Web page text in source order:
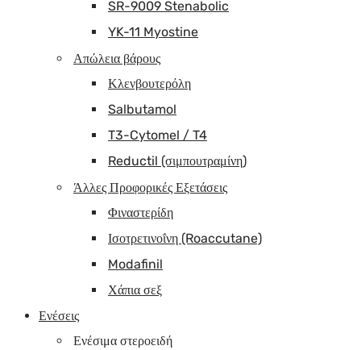
SR-9009 Stenabolic
YK-11 Myostine
Απώλεια βάρους
Κλενβουτερόλη
Salbutamol
T3-Cytomel / T4
Reductil (σιμπουτραμίνη)
Άλλες Προφορικές Εξετάσεις
Φιναστερίδη
Ισοτρετινοΐνη (Roaccutane)
Modafinil
Χάπια σεξ
Ενέσεις
Ενέσιμα στεροειδή